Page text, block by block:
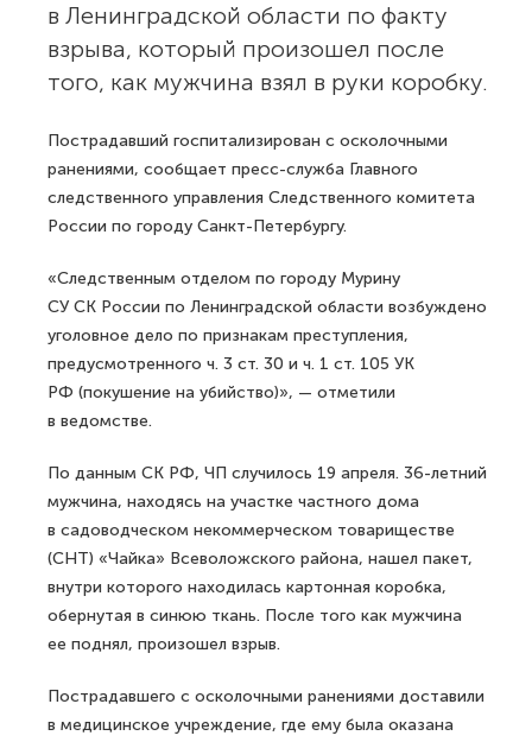
в Ленинградской области по факту
взрыва, который произошел после
того, как мужчина взял в руки коробку.
Пострадавший госпитализирован с осколочными
ранениями, сообщает пресс-служба Главного
следственного управления Следственного комитета
России по городу Санкт-Петербургу.
«Следственным отделом по городу Мурину
СУ СК России по Ленинградской области возбуждено
уголовное дело по признакам преступления,
предусмотренного ч. 3 ст. 30 и ч. 1 ст. 105 УК
РФ (покушение на убийство)», — отметили
в ведомстве.
По данным СК РФ, ЧП случилось 19 апреля. 36-летний
мужчина, находясь на участке частного дома
в садоводческом некоммерческом товариществе
(СНТ) «Чайка» Всеволожского района, нашел пакет,
внутри которого находилась картонная коробка,
обернутая в синюю ткань. После того как мужчина
ее поднял, произошел взрыв.
Пострадавшего с осколочными ранениями доставили
в медицинское учреждение, где ему была оказана